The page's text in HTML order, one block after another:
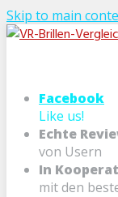
Skip to main
Facebook
Like us!
Echte
von Usern
In
mit den